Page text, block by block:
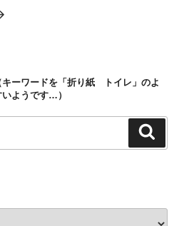
キーワードを「折り紙 トイレ」のよ
ようです…）